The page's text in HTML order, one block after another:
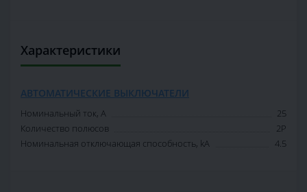
Характеристики
АВТОМАТИЧЕСКИЕ ВЫКЛЮЧАТЕЛИ
Номинальный ток, А
25
Количество полюсов
2P
Номинальная отключающая способность, kA
4.5